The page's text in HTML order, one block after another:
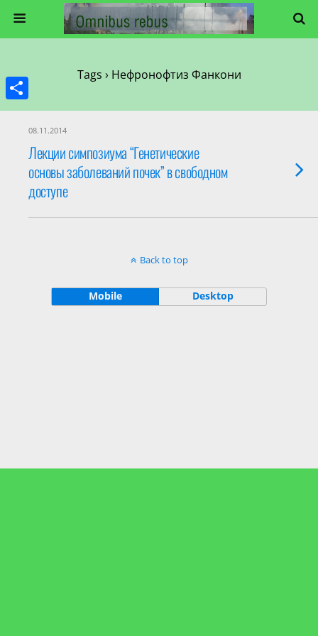
Tags › Нефронофтиз Фанкони
08.11.2014
Лекции симпозиума “Генетические
основы заболеваний почек” в свободном
доступе
Back to top
Mobile Desktop
Share